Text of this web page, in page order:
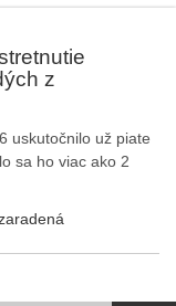
z
uskutočnilo už piate
sa ho viac ako 2